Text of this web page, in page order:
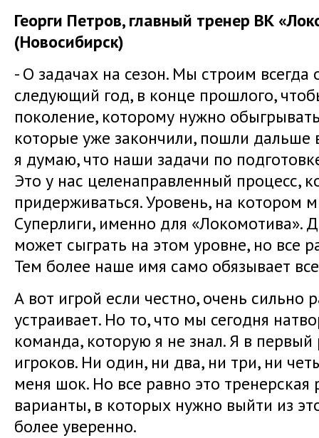
Георги Петров, главный тренер ВК
(Новосибирск)
- О задачах на сезон. Мы строим всегда
следующий год, в конце прошлого,
поколение, которому нужно
которые уже закончили, пошли дальше
я думаю, что наши задачи по
Это у нас целенаправленный процесс,
придерживаться. Уровень, на котором
Суперлиги, именно для «Локомотива».
может сыграть на этом уровне, но все
Тем более наше имя само обязывает
А вот игрой если честно, очень сильно
устраивает. Но то, что мы сегодня
команда, которую я не знал. Я в первый
игроков. Ни один, ни два, ни три, ни
меня шок. Но все равно это
варианты, в которых нужно выйти из
более уверенно.